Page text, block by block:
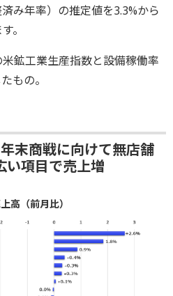
み年率）の推定値を3.3%から
。
鉱工業生産指数と設備稼働率
もの。
末商戦に向けて無店舗
い項目で売上増
高（前月比）